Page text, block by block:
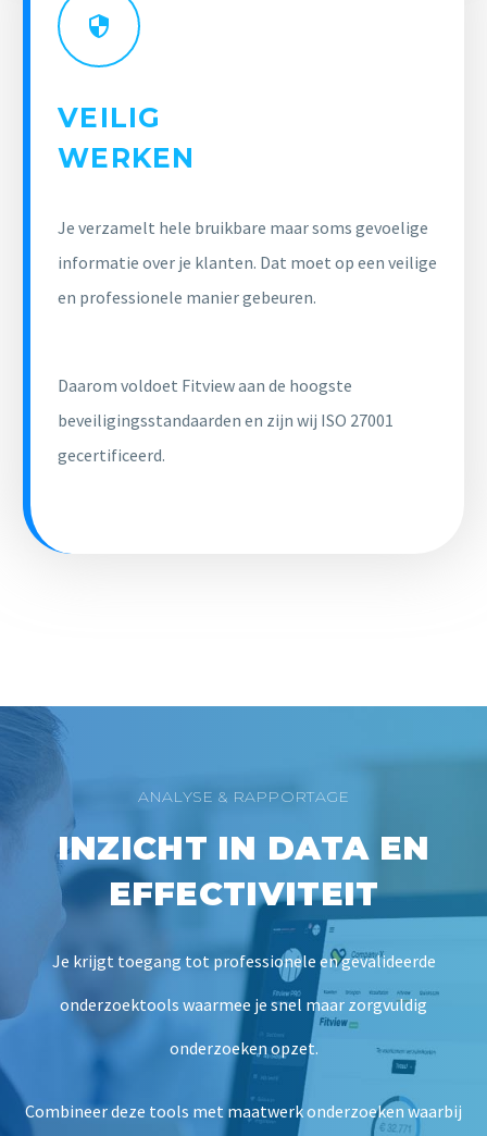
VEILIG
WERKEN
Je verzamelt hele bruikbare maar soms gevoelige
informatie over je klanten. Dat moet op een veilige
en professionele manier gebeuren.
Daarom voldoet Fitview aan de hoogste
beveiligingsstandaarden en zijn wij ISO 27001
gecertificeerd.
ANALYSE & RAPPORTAGE
INZICHT IN DATA EN
EFFECTIVITEIT
Je krijgt toegang tot professionele en gevalideerde
onderzoektools waarmee je snel maar zorgvuldig
onderzoeken opzet.
Combineer deze tools met maatwerk onderzoeken waarbij